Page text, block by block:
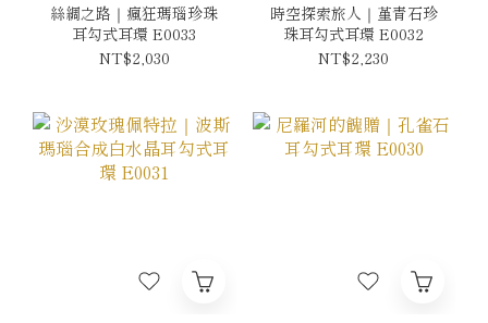
絲綢之路｜瘋狂瑪瑙珍珠
耳勾式耳環 E0033
NT$2,030
時空探索旅人｜堇青石珍
珠耳勾式耳環 E0032
NT$2,230